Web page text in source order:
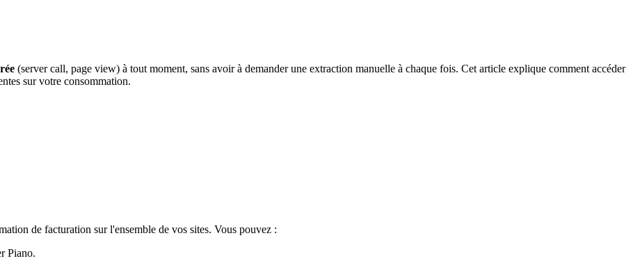
(server call, page view) à tout moment, sans avoir à demander une extraction manuelle à chaque fois. Cet article explique comment accéder
sur votre consommation.
de facturation sur l'ensemble de vos sites. Vous pouvez :
Piano.